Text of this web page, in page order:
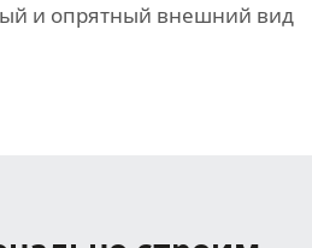
и опрятный внешний вид